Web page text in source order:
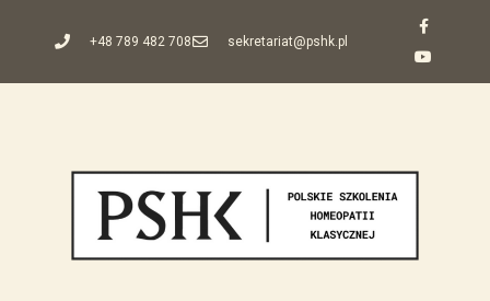
+48 789 482 708 sekretariat@pshk.pl